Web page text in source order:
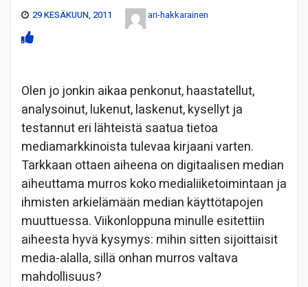
29 KESÄKUUN, 2011 ari-hakkarainen
Olen jo jonkin aikaa penkonut, haastatellut,
analysoinut, lukenut, laskenut, kysellyt ja
testannut eri lähteistä saatua tietoa
mediamarkkinoista tulevaa kirjaani varten.
Tarkkaan ottaen aiheena on digitaalisen median
aiheuttama murros koko medialiiketoimintaan ja
ihmisten arkielämään median käyttötapojen
muuttuessa. Viikonloppuna minulle esitettiin
aiheesta hyvä kysymys: mihin sitten sijoittaisit
media-alalla, sillä onhan murros valtava
mahdollisuus?